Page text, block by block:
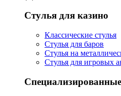
Стулья для казино
Классические стулья
Стулья для баров
Стулья на
Стулья для игровых